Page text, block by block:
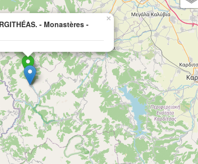
- Monastères -
×